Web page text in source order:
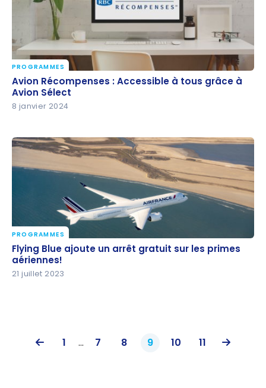
Avion Récompenses : Accessible à tous grâce à
Avion Sélect
PROGRAMMES
Avion Récompenses : Accessible à tous grâce à
Avion Sélect
8 janvier 2024
Flying Blue ajoute un arrêt gratuit sur les primes
aériennes!
PROGRAMMES
Flying Blue ajoute un arrêt gratuit sur les primes
aériennes!
21 juillet 2023
1 ... 7 8 9 10 11